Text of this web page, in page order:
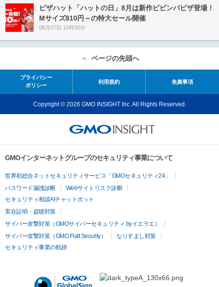
ピザハット「ハットの日」8月は新作ビビンバピザ登場！
Mサイズ810円～の特大セール開催
08月07日 11時30分
ページの先頭へ
プライバシー
ポリシー
利用規約 免責事項
Copyright © 2026 GMO INSIGHT Inc. All Rights Reserved.
GMOインターネットグループのセキュリティ事業について
世界初総合ネットセキュリティサービス「GMOセキュリティ24」
パスワード漏洩診断
Webサイトリスク診断
セキュリティ相談AIチャットボット
実在証明・盗聴対策
サイバー攻撃対策（GMOサイバーセキュリティ byイエラエ）
サイバー攻撃対策（GMO Flatt Security）
なりすまし対策
セキュリティ事業の軌跡